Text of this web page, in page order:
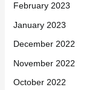
February 2023
January 2023
December 2022
November 2022
October 2022